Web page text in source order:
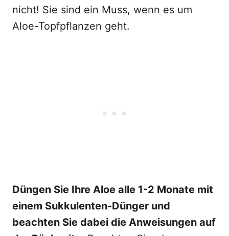
nicht! Sie sind ein Muss, wenn es um
Aloe-Topfpflanzen geht.
Düngen Sie Ihre Aloe alle 1-2 Monate mit
einem Sukkulenten-Dünger und
beachten Sie dabei die Anweisungen auf